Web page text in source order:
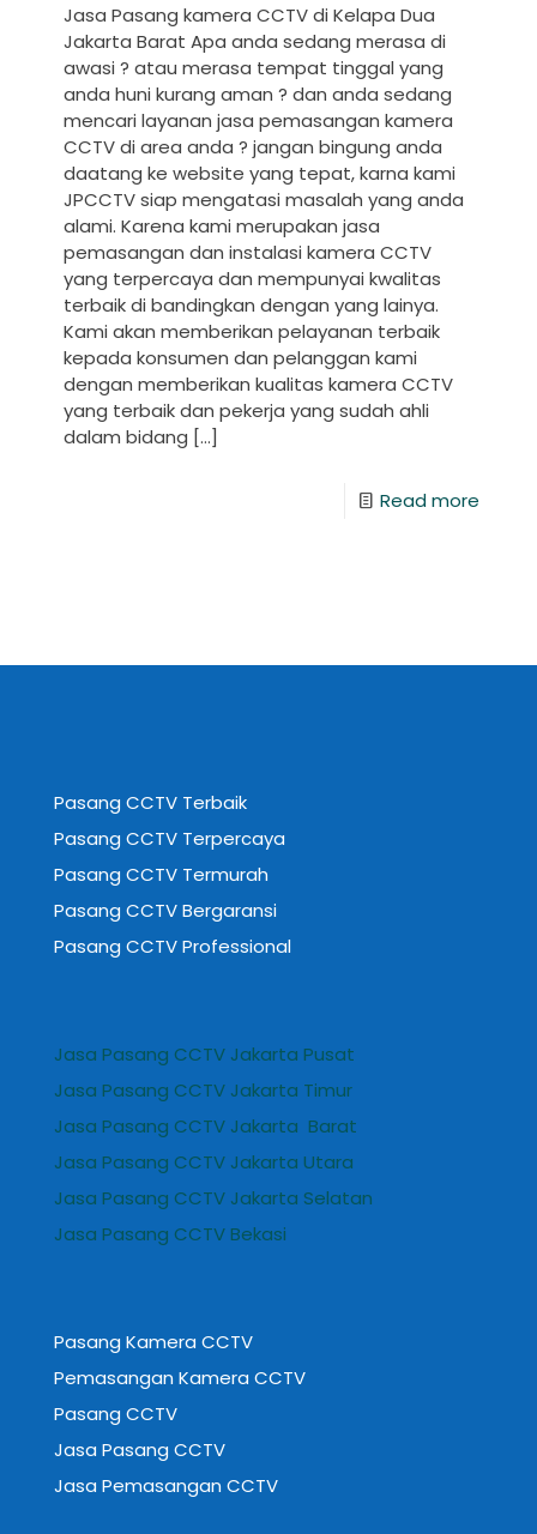
Jasa Pasang kamera CCTV di Kelapa Dua
Jakarta Barat Apa anda sedang merasa di
awasi ? atau merasa tempat tinggal yang
anda huni kurang aman ? dan anda sedang
mencari layanan jasa pemasangan kamera
CCTV di area anda ? jangan bingung anda
daatang ke website yang tepat, karna kami
JPCCTV siap mengatasi masalah yang anda
alami. Karena kami merupakan jasa
pemasangan dan instalasi kamera CCTV
yang terpercaya dan mempunyai kwalitas
terbaik di bandingkan dengan yang lainya.
Kami akan memberikan pelayanan terbaik
kepada konsumen dan pelanggan kami
dengan memberikan kualitas kamera CCTV
yang terbaik dan pekerja yang sudah ahli
dalam bidang […]
Read more
Pasang CCTV Terbaik
Pasang CCTV Terpercaya
Pasang CCTV Termurah
Pasang CCTV Bergaransi
Pasang CCTV Professional
Jasa Pasang CCTV Jakarta Pusat
Jasa Pasang CCTV Jakarta Timur
Jasa Pasang CCTV Jakarta Barat
Jasa Pasang CCTV Jakarta Utara
Jasa Pasang CCTV Jakarta Selatan
Jasa Pasang CCTV Bekasi
Pasang Kamera CCTV
Pemasangan Kamera CCTV
Pasang CCTV
Jasa Pasang CCTV
Jasa Pemasangan CCTV